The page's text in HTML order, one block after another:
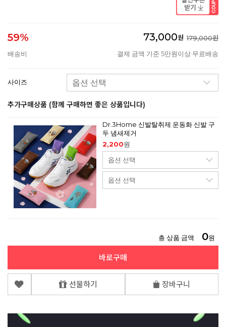
59% 73,000원 179,000원
배송비
결제 금액 기준 5만원이상 무료배송
사이즈
추가구매상품 (함께 구매하면 좋은 상품입니다)
Dr.3Home 신발탈취제 운동화 신발 구
두 냄새제거
2,200원
총 상품 금액 0원
바로구매
선물하기 장바구니